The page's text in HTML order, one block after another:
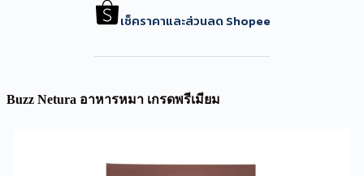
เช็คราคาและส่วนลด Shopee
Buzz Netura อาหารหมา เกรดพรีเมียม